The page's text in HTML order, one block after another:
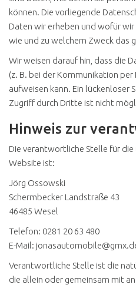
können. Die vorliegende
Daten wir erheben und wofür wir
wie und zu welchem Zweck das
Wir weisen darauf hin, dass die
(z. B. bei der Kommunikation per
aufweisen kann. Ein lückenloser
Zugriff durch Dritte ist nicht
Hinweis zur
Die verantwortliche Stelle für
Website ist:
Jörg Ossowski
Schermbecker Landstraße 43
46485 Wesel
Telefon: 0281 20 63 480
E-Mail:
Verantwortliche Stelle ist die
die allein oder gemeinsam mit